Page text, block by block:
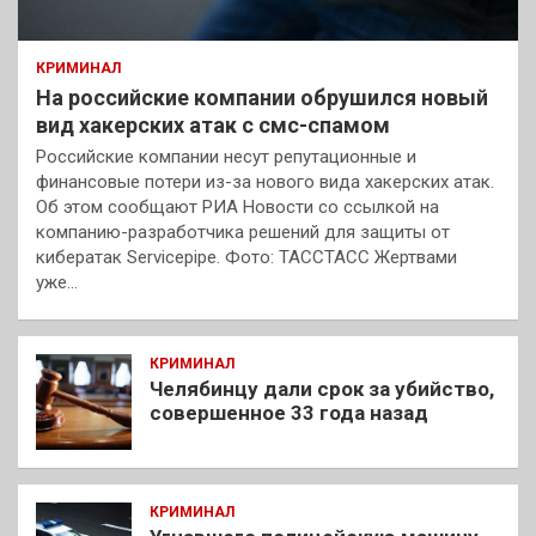
КРИМИНАЛ
На российские компании обрушился новый
вид хакерских атак с смс-спамом
Российские компании несут репутационные и
финансовые потери из-за нового вида хакерских атак.
Об этом сообщают РИА Новости со ссылкой на
компанию-разработчика решений для защиты от
кибератак Servicepipe. Фото: ТАССТАСС Жертвами
уже…
КРИМИНАЛ
Челябинцу дали срок за убийство,
совершенное 33 года назад
КРИМИНАЛ